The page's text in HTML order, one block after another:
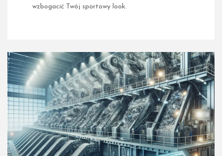
wzbogacić Twój sportowy look.